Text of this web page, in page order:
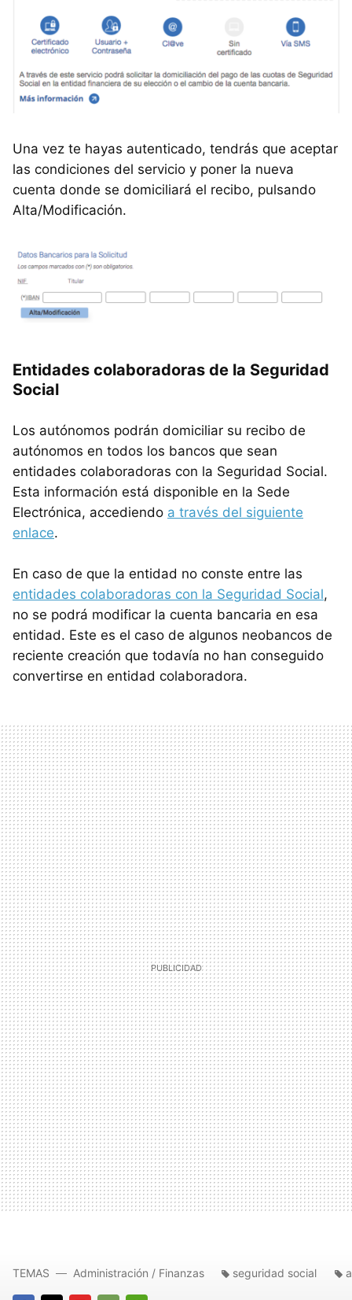
Una vez te hayas autenticado, tendrás que aceptar
las condiciones del servicio y poner la nueva
cuenta donde se domiciliará el recibo, pulsando
Alta/Modificación.
Entidades colaboradoras de la Seguridad
Social
Los autónomos podrán domiciliar su recibo de
autónomos en todos los bancos que sean
entidades colaboradoras con la Seguridad Social.
Esta información está disponible en la Sede
Electrónica, accediendo a través del siguiente
enlace.
En caso de que la entidad no conste entre las
entidades colaboradoras con la Seguridad Social,
no se podrá modificar la cuenta bancaria en esa
entidad. Este es el caso de algunos neobancos de
reciente creación que todavía no han conseguido
convertirse en entidad colaboradora.
TEMAS Administración / Finanzas seguridad social